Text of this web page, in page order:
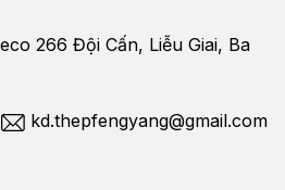
266 Đội Cấn, Liễu Giai, Ba
kd.thepfengyang@gmail.com